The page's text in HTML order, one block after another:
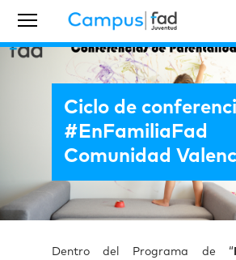
Ciclo de
#EnFamiliaFad
Comunidad
Dentro del Programa de “